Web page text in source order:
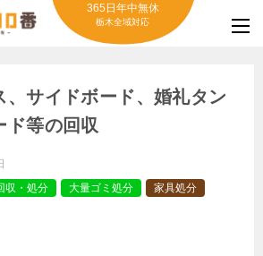
365日年中無休
栃木全域対応
、サイドボード、婚礼タン
ド等の回収
収・処分 大量ゴミ処分
家具処分